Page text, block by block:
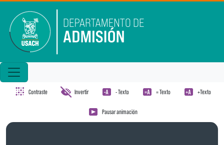
Contraste Invertir - Texto = Texto +Texto
Pausar animación